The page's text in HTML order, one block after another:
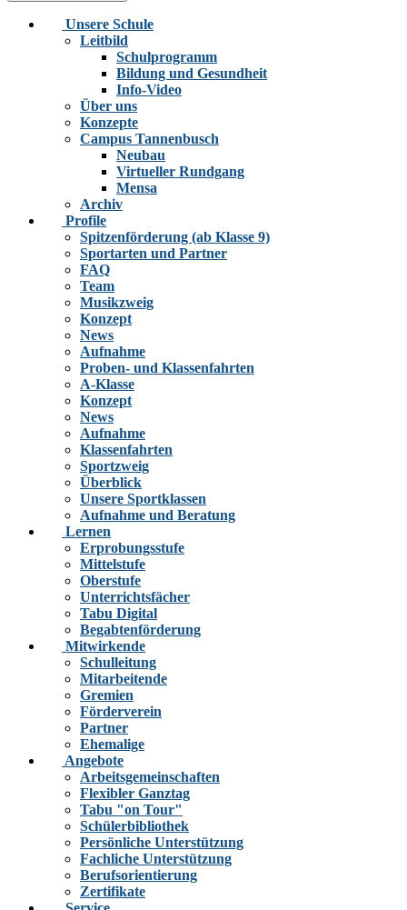
Unsere Schule
Leitbild
Schulprogramm
Bildung und Gesundheit
Info-Video
Über uns
Konzepte
Campus Tannenbusch
Neubau
Virtueller Rundgang
Mensa
Archiv
Profile
Spitzenförderung (ab Klasse 9)
Sportarten und Partner
FAQ
Team
Musikzweig
Konzept
News
Aufnahme
Proben- und Klassenfahrten
A-Klasse
Konzept
News
Aufnahme
Klassenfahrten
Sportzweig
Überblick
Unsere Sportklassen
Aufnahme und Beratung
Lernen
Erprobungsstufe
Mittelstufe
Oberstufe
Unterrichtsfächer
Tabu Digital
Begabtenförderung
Mitwirkende
Schulleitung
Mitarbeitende
Gremien
Förderverein
Partner
Ehemalige
Angebote
Arbeitsgemeinschaften
Flexibler Ganztag
Tabu "on Tour"
Schülerbibliothek
Persönliche Unterstützung
Fachliche Unterstützung
Berufsorientierung
Zertifikate